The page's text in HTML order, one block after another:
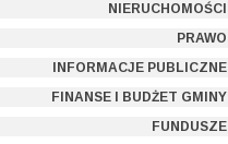
NIERUCHOMOŚCI
PRAWO
INFORMACJE PUBLICZNE
FINANSE I BUDŻET GMINY
FUNDUSZE